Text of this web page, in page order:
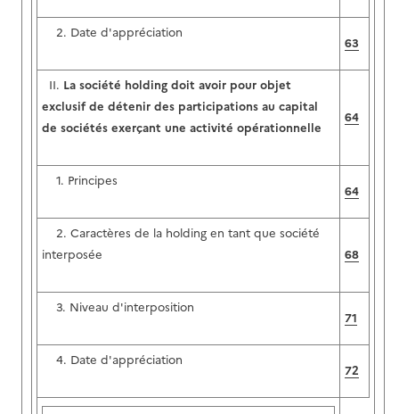
2. Date d'appréciation
63
II. La société holding doit avoir pour objet
exclusif de détenir des participations au capital
de sociétés exerçant une activité opérationnelle
64
1. Principes
64
2. Caractères de la holding en tant que société
interposée
68
3. Niveau d'interposition
71
4. Date d'appréciation
72